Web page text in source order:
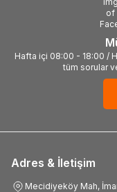
Hafta içi 08:00 - 18:00 /
tüm sorular
Adres & İletişim
Mecidiyeköy Mah,